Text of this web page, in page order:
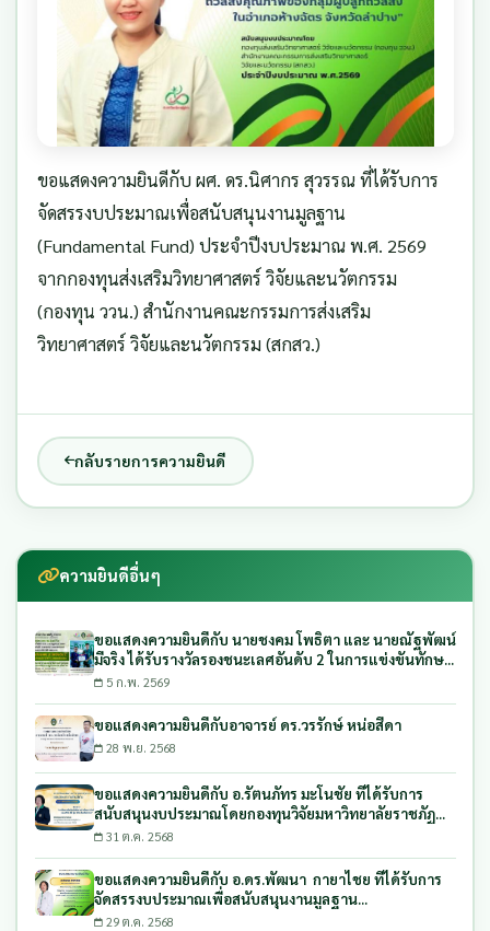
ขอแสดงความยินดีกับ ผศ. ดร.นิศากร สุวรรณ ที่ได้รับการ
จัดสรรงบประมาณเพื่อสนับสนุนงานมูลฐาน
(Fundamental Fund) ประจำปีงบประมาณ พ.ศ. 2569
จากกองทุนส่งเสริมวิทยาศาสตร์ วิจัยและนวัตกรรม
(กองทุน ววน.) สำนักงานคณะกรรมการส่งเสริม
วิทยาศาสตร์ วิจัยและนวัตกรรม (สกสว.)
กลับรายการความยินดี
ความยินดีอื่นๆ
ขอแสดงความยินดีกับ นายชงคม โพธิตา และ นายณัฐพัฒน์
มีจริง ได้รับรางวัลรองชนะเลศอันดับ 2 ในการแข่งขันทักษะ
วิชาชีพด้านเกษตรอัจฉริยะ
5 ก.พ. 2569
ขอแสดงความยินดีกับอาจารย์ ดร.วรรักษ์ หน่อสีดา
28 พ.ย. 2568
ขอแสดงความยินดีกับ อ.รัตนภัทร มะโนชัย ที่ได้รับการ
สนับสนุนงบประมาณโดยกองทุนวิจัยมหาวิทยาลัยราชภัฏ
ลำปาง ประจำปีงบประมาณ พ.ศ. 2569
31 ต.ค. 2568
ขอแสดงความยินดีกับ อ.ดร.พัฒนา กายาไชย ที่ได้รับการ
จัดสรรงบประมาณเพื่อสนับสนุนงานมูลฐาน
(Fundamental Fund) ประจำปีงบประมาณ พ.ศ. 2569
29 ต.ค. 2568